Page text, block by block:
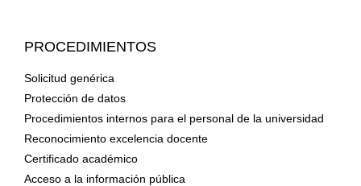
PROCEDIMIENTOS
Solicitud genérica
Protección de datos
Procedimientos internos para el personal de la universidad
Reconocimiento excelencia docente
Certificado académico
Acceso a la información pública